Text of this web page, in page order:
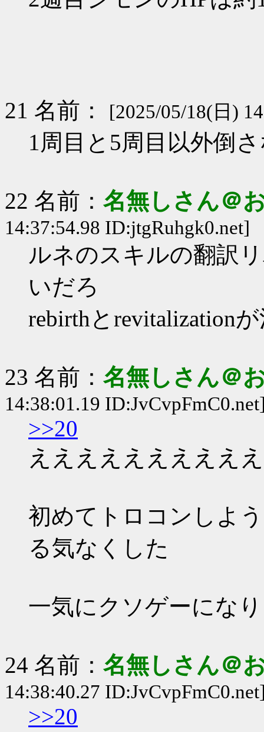
21 名前： [2025/05/18(日)
1周目と5周目以外倒
22 名前： 名無しさん＠
14:37:54.98 ID:jtgRuhgk0.net]
ルネのスキルの翻訳
いだろ
rebirthとrevitalization
23 名前： 名無しさん＠
14:38:01.19
>>20
えええええええええ
初めてトロコンしよ
る気なくした
一気にクソゲーにな
24 名前： 名無しさん＠
14:38:40.27
>>20